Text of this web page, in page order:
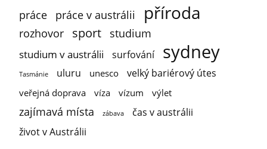
práce práce v austrálii příroda
rozhovor sport studium
studium v austrálii surfování sydney
Tasmánie uluru unesco velký bariérový útes
veřejná doprava víza vízum výlet
zajímavá místa zábava
čas v austrálii
život v Austrálii